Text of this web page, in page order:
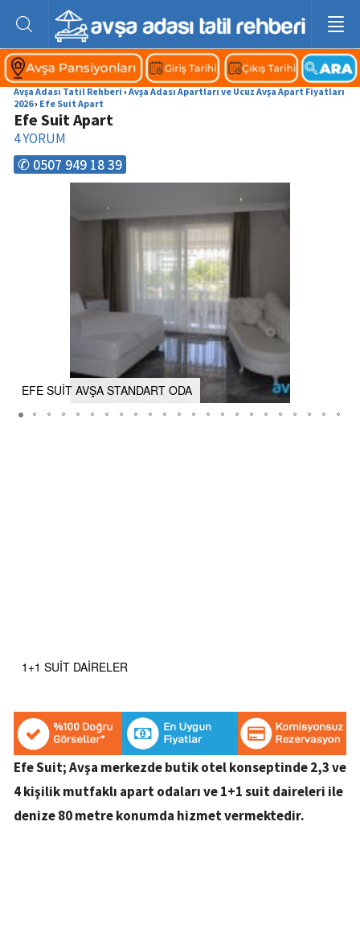
Avşa Adası Tatil Rehberi › Avşa Adası Apartları ve Ucuz Avşa Apart Fiyatları
2026 › Efe Suit Apart
Efe Suit Apart
4YORUM
✆ 0507 949 18 39
EFE SUİT AVŞA STANDART ODA
1+1 SUİT DAİRELER
Efe Suit; Avşa merkezde butik otel konseptinde 2,3 ve
4 kişilik mutfaklı apart odaları ve 1+1 suit daireleri ile
denize 80 metre konumda hizmet vermektedir.